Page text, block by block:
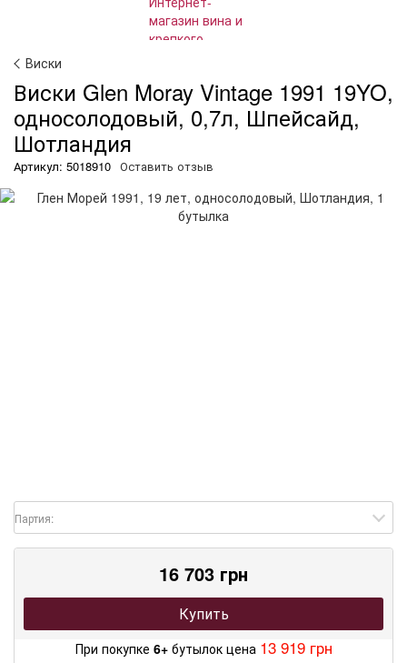
Виски
Виски Glen Moray Vintage 1991 19YO,
односолодовый, 0,7л, Шпейсайд,
Шотландия
Артикул: 5018910 Оставить отзыв
Партия:
16 703 грн
Купить
При покупке 6+бутылок цена 13 919 грн